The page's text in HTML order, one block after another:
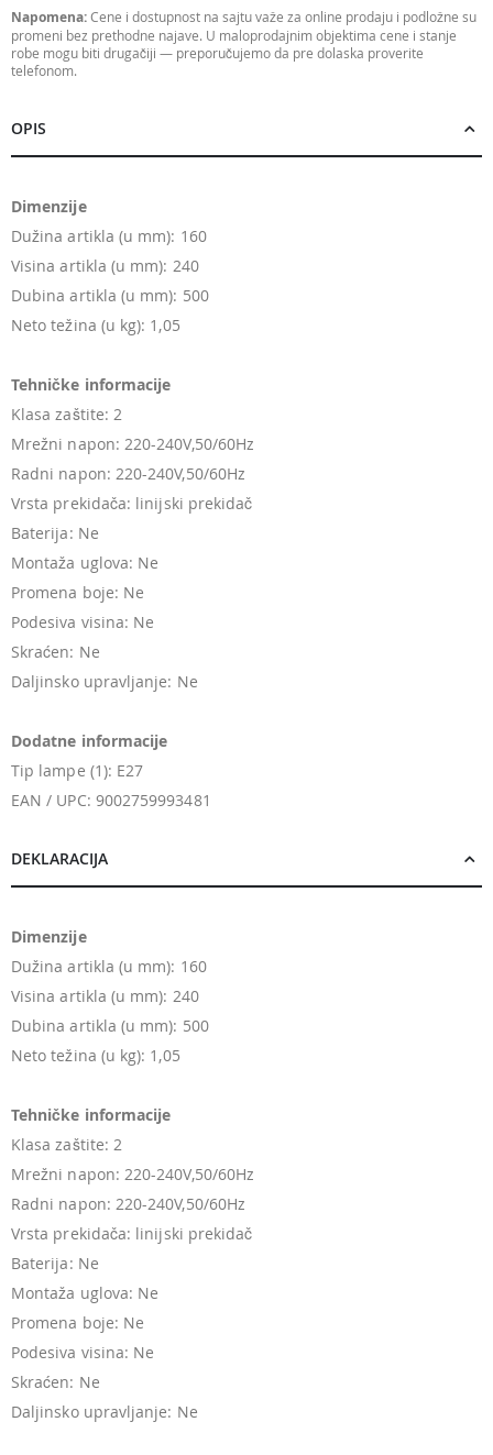
Napomena:Cene i dostupnost na sajtu važe za online prodaju i podložne su
promeni bez prethodne najave. U maloprodajnim objektima cene i stanje
robe mogu biti drugačiji — preporučujemo da pre dolaska proverite
telefonom.
OPIS
Dimenzije
Dužina artikla (u mm): 160
Visina artikla (u mm): 240
Dubina artikla (u mm): 500
Neto težina (u kg): 1,05
Tehničke informacije
Klasa zaštite: 2
Mrežni napon: 220-240V,50/60Hz
Radni napon: 220-240V,50/60Hz
Vrsta prekidača: linijski prekidač
Baterija: Ne
Montaža uglova: Ne
Promena boje: Ne
Podesiva visina: Ne
Skraćen: Ne
Daljinsko upravljanje: Ne
Dodatne informacije
Tip lampe (1): E27
EAN / UPC: 9002759993481
DEKLARACIJA
Dimenzije
Dužina artikla (u mm): 160
Visina artikla (u mm): 240
Dubina artikla (u mm): 500
Neto težina (u kg): 1,05
Tehničke informacije
Klasa zaštite: 2
Mrežni napon: 220-240V,50/60Hz
Radni napon: 220-240V,50/60Hz
Vrsta prekidača: linijski prekidač
Baterija: Ne
Montaža uglova: Ne
Promena boje: Ne
Podesiva visina: Ne
Skraćen: Ne
Daljinsko upravljanje: Ne